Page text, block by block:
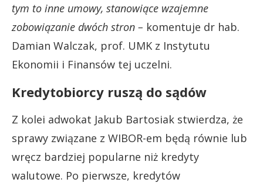
tym to inne umowy, stanowiące wzajemne
zobowiązanie dwóch stron – komentuje dr hab.
Damian Walczak, prof. UMK z Instytutu
Ekonomii i Finansów tej uczelni.
Kredytobiorcy ruszą do sądów
Z kolei adwokat Jakub Bartosiak stwierdza, że
sprawy związane z WIBOR-em będą równie lub
wręcz bardziej popularne niż kredyty
walutowe. Po pierwsze, kredytów